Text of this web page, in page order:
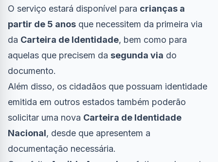
O serviço estará disponível para crianças a
partir de 5 anos que necessitem da primeira via
da Carteira de Identidade, bem como para
aquelas que precisem da segunda via do
documento.
Além disso, os cidadãos que possuam identidade
emitida em outros estados também poderão
solicitar uma nova Carteira de Identidade
Nacional, desde que apresentem a
documentação necessária.